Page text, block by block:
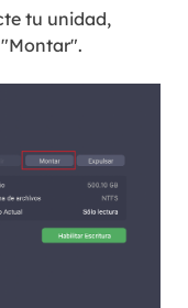
tu unidad,